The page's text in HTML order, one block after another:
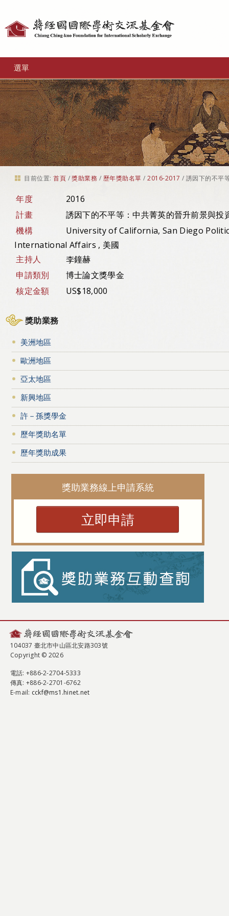
選單
目前位置: 首頁 /獎助業務 / 歷年獎助名單 /2016-2017 / 誘因下的不平
年度
2016
計畫
誘因下的不平等：中共菁英的晉升前景與投
機構
University of California, San Diego
International Affairs , 美國
主持人
李鐘赫
申請類別
博士論文獎學金
核定金額
US$18,000
獎助業務
美洲地區
歐洲地區
亞太地區
新興地區
許－孫獎學金
歷年獎助名單
歷年獎助成果
獎助業務線上申請系統
立即申請
104037 臺北市中山區北安路303號
Copyright © 2026
電話: +886-2-2704-5333
傳真: +886-2-2701-6762
E-mail: cckf@ms1.hinet.net